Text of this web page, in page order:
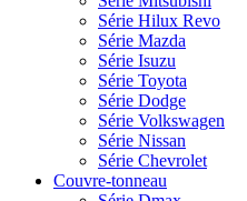
Série Hilux Revo
Série Mazda
Série Isuzu
Série Toyota
Série Dodge
Série Volkswagen
Série Nissan
Série Chevrolet
Couvre-tonneau